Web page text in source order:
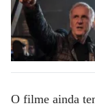
O filme ainda